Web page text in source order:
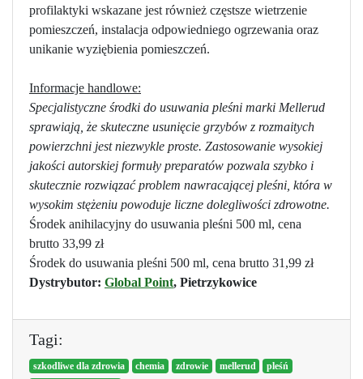
profilaktyki wskazane jest również częstsze wietrzenie
pomieszczeń, instalacja odpowiedniego ogrzewania oraz
unikanie wyziębienia pomieszczeń.
Informacje handlowe:
Specjalistyczne środki do usuwania pleśni marki Mellerud
sprawiają, że skuteczne usunięcie grzybów z rozmaitych
powierzchni jest niezwykle proste. Zastosowanie wysokiej
jakości autorskiej formuły preparatów pozwala szybko i
skutecznie rozwiązać problem nawracającej pleśni, która w
wysokim stężeniu powoduje liczne dolegliwości zdrowotne.
Środek anihilacyjny do usuwania pleśni 500 ml, cena
brutto 33,99 zł
Środek do usuwania pleśni 500 ml, cena brutto 31,99 zł
Dystrybutor: Global Point, Pietrzykowice
Tagi:
szkodliwe dla zdrowia chemia zdrowie mellerud
pleśń